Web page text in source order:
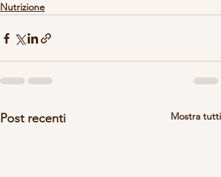
Nutrizione
Post recenti Mostra tutti